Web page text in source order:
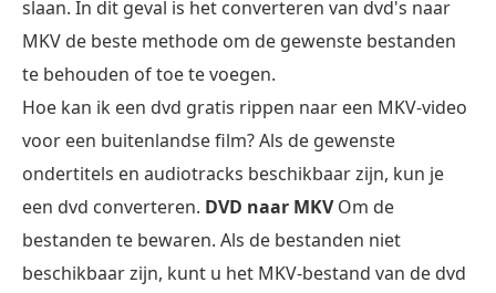
slaan. In dit geval is het converteren van dvd's naar
MKV de beste methode om de gewenste bestanden
te behouden of toe te voegen.
Hoe kan ik een dvd gratis rippen naar een MKV-video
voor een buitenlandse film? Als de gewenste
ondertitels en audiotracks beschikbaar zijn, kun je
een dvd converteren. DVD naar MKVOm de
bestanden te bewaren. Als de bestanden niet
beschikbaar zijn, kunt u het MKV-bestand van de dvd